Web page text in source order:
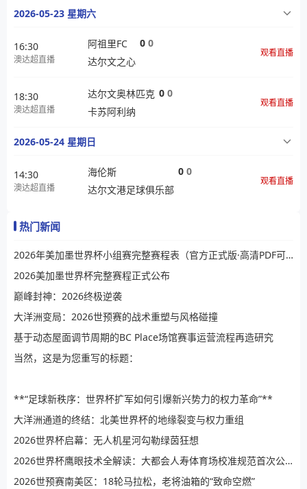
2026-05-23 星期六
16:30
澳达超直播
阿祖里FC
达尔文之心
0 0
观看直播
18:30
澳达超直播
达尔文奥林匹克
卡苏阿利纳
0 0
观看直播
2026-05-24 星期日
14:30
澳达超直播
海伦斯
达尔文港足球俱乐部
0 0
观看直播
热门新闻
2026年美加墨世界杯小组赛完整赛程表（官方正式版·高清PDF可下载）
2026美加墨世界杯完整赛程正式公布
巅峰封神：2026终极逆袭
大洋洲变局：2026世预赛的战术重塑与风格碰撞
基于动态屋面调节周期的BC Place场馆赛事运营流程再造研究
当然，这是为您重写的标题：
**“足球新秩序：世界杯扩军如何引爆新兴势力的权力革命”**
大洋洲通道的终结：北美世界杯的地缘裂变与权力重组
2026世界杯启幕：无人机星河勾勒绿茵狂想
2026世界杯鹰眼技术全解读：大都会人寿体育场校准规范首次公开
2026世预赛南美区：18轮马拉松，老将油箱的“致命空燃”